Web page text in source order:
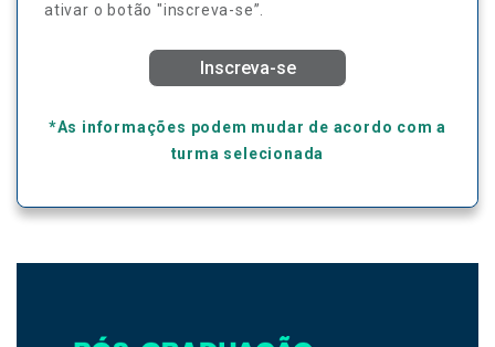
ativar o botão "inscreva-se”.
Inscreva-se
*As informações podem mudar de acordo com a
turma selecionada